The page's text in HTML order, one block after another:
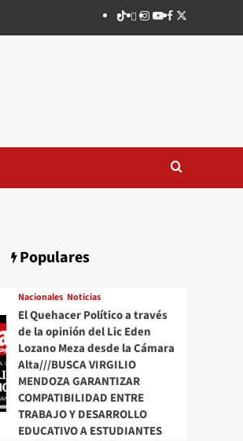
TikTok
threads
Instagram
Youtube
Facebook
X
Populares
Nacionales Noticias
El Quehacer Político a través
de la opinión del Lic Eden
Lozano Meza desde la Cámara
Alta///BUSCA VIRGILIO
MENDOZA GARANTIZAR
COMPATIBILIDAD ENTRE
TRABAJO Y DESARROLLO
EDUCATIVO A ESTUDIANTES